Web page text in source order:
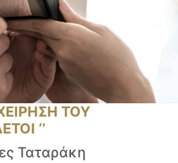
ΤΟΥ
‘’
Ταταράκη